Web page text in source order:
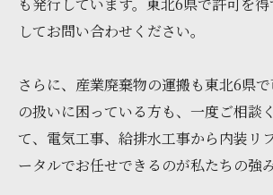
してお問い合わせください。
さらに、産業廃棄物の運搬も東北6県
の扱いに困っている方も、一度ご相談
て、電気工事、給排水工事から内装リ
ータルでお任せできるのが私たちの強